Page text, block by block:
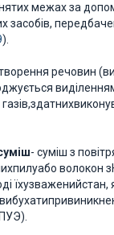
межах за
засобів,
).
речовин
виділенням
- суміш з
волокон
їхузваженийстан,